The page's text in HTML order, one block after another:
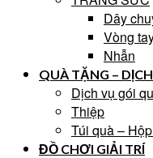
Dây
Vòng
Nhẫn
QUÀ TẶNG –
Dịch vụ gói
Thiệp
Túi quà –
ĐỒ CHƠI GIẢI TRÍ